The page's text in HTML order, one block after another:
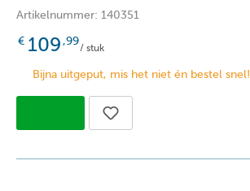
Artikelnummer: 140351
€ 109 ,99
/ stuk
Bijna uitgeput, mis het niet én bestel snel!